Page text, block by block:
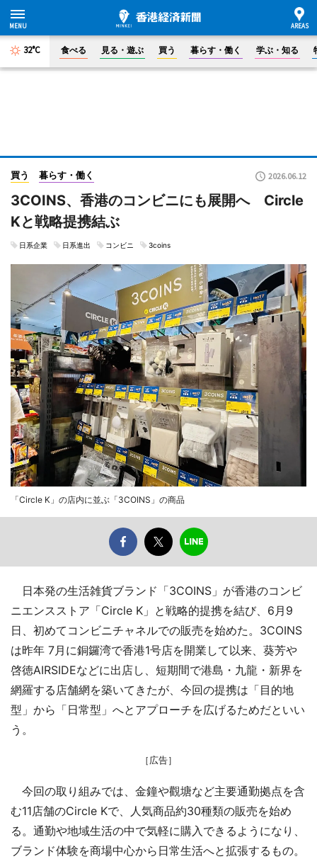
32°C 食べる 見る・遊ぶ 買う 暮らす・働く 学ぶ・知る
買う 暮らす・働く 2026.06.12
3COINS、香港のコンビニにも展開へ Circle
Kと戦略提携結ぶ
日系企業 日系進出 コンビニ 3coins
「Circle K」の店内に並ぶ「3COINS」の商品
日本発の生活雑貨ブランド「3COINS」が香港のコンビ
ニエンスストア「Circle K」と戦略的提携を結び、6月9
日、初めてコンビニチャネルでの販売を始めた。3COINS
は昨年 7月に銅鑼湾で香港1号店を開業して以来、葵芳や
啓徳AIRSIDEなどに出店し、短期間で港島・九龍・新界を
網羅する店舗網を築いてきたが、今回の提携は「目的地
型」から「日常型」へとアプローチを広げるためだといい
う。
［広告］
今回の取り組みでは、金鐘や觀塘など主要通勤拠点を含
む11店舗のCircle Kで、人気商品約30種類の販売を始め
る。通勤や地域生活の中で気軽に購入できるようになり、
ブランド体験を商場中心から日常生活へと拡張するもの。